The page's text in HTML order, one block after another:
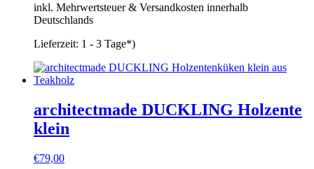
inkl. Mehrwertsteuer & Versandkosten innerhalb
Deutschlands
Lieferzeit: 1 - 3 Tage*)
architectmade DUCKLING Holzente
klein
€79,00